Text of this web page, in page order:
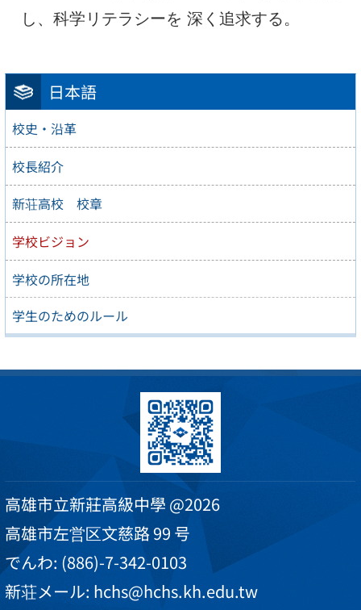
日本語
校史・沿革
校長紹介
新荘高校 校章
学校ビジョン
学校の所在地
学生のためのルール
し、科学リテラシーを 深く追求する。
高雄市立新莊高級中學 @2026
高雄市左営区文慈路 99 号
でんわ: (886)-7-342-0103
新荘メール: hchs@hchs.kh.edu.tw